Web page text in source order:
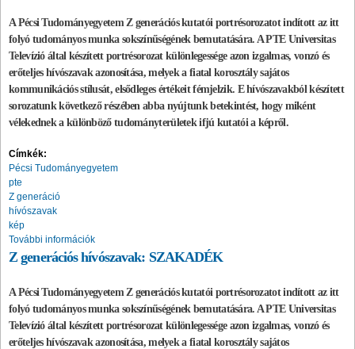
A Pécsi Tudományegyetem Z generációs kutatói portrésorozatot indított az itt
folyó tudományos munka sokszínűségének bemutatására. A PTE Universitas
Televízió által készített portrésorozat különlegessége azon izgalmas, vonzó és
erőteljes hívószavak azonosítása, melyek a fiatal korosztály sajátos
kommunikációs stílusát, elsődleges értékeit fémjelzik. E hívószavakból készített
sorozatunk következő részében abba nyújtunk betekintést, hogy miként
vélekednek a különböző tudományterületek ifjú kutatói a képről.
Címkék:
Pécsi Tudományegyetem
pte
Z generáció
hívószavak
kép
További információk
Z generációs hívószavak: SZAKADÉK
A Pécsi Tudományegyetem Z generációs kutatói portrésorozatot indított az itt
folyó tudományos munka sokszínűségének bemutatására. A PTE Universitas
Televízió által készített portrésorozat különlegessége azon izgalmas, vonzó és
erőteljes hívószavak azonosítása, melyek a fiatal korosztály sajátos